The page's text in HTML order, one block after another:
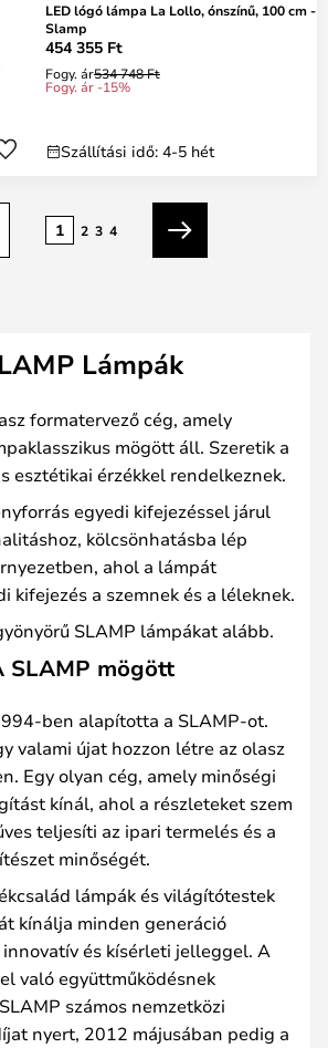
LED lógó lámpa La Lollo, ónszínű, 100 cm -
Slamp
454 355 Ft
Fogy. ár534 748 Ft
Fogy. ár -15%
Szállítási idő: 4-5 hét
1 2 3 4
Következő
Lámpák
formatervező cég, amely
mögött áll. Szeretik a
esztétikai érzékkel rendelkeznek.
egyedi kifejezéssel járul
kölcsönhatásba lép
ahol a lámpát
kifejezés a szemnek és a léleknek.
SLAMP lámpákat alább.
SLAMP mögött
ben alapította a SLAMP-ot.
valami újat hozzon létre az olasz
Egy olyan cég, amely minőségi
kínál, ahol a részleteket szem
teljesíti az ipari termelés és a
minőségét.
lámpák és világítótestek
kínálja minden generáció
innovatív és kísérleti jelleggel. A
való együttműködésnek
számos nemzetközi
nyert, 2012 májusában pedig a